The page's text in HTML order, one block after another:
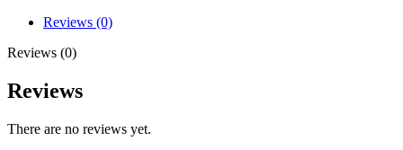
Reviews (0)
Reviews (0)
Reviews
There are no reviews yet.